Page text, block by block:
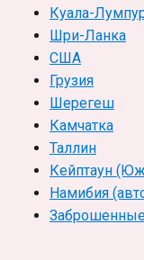
Куала-
Шри-Ланка
США
Грузия
Шерегеш
Камчатка
Таллин
Кейптаун
Намибия